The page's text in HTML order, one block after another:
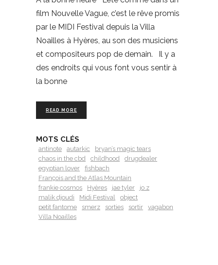
film Nouvelle Vague, c’est le rêve promis
par le MIDI Festival depuis la Villa
Noailles à Hyères, au son des musiciens
et compositeurs pop de demain. Il y a
des endroits qui vous font vous sentir à
la bonne
READ MORE
MOTS CLÉS
antinote autarkic
bryan’s magic tears
chaos in the cbd
childhood
drugdealer
egyptian lover
fishbach
François and the Atlas Mountain
frankie cosmos
Hyères jae tyler
jo.z
malik djoudi
Midi Festival
object
petit fantome
smerz sorties sortir
vagabon
Villa Noailles